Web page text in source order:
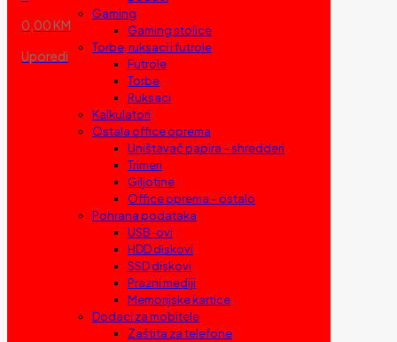
0,00 KM
Uporedi
Gaming
Gaming stolice
Torbe, ruksaci i futrole
Futrole
Torbe
Ruksaci
Kalkulatori
Ostala office oprema
Uništavač papira – shredderi
Trimeri
Giljotine
Office oprema – ostalo
Pohrana podataka
USB-ovi
HDD diskovi
SSD diskovi
Prazni mediji
Memorijske kartice
Dodaci za mobitele
Zaštita za telefone